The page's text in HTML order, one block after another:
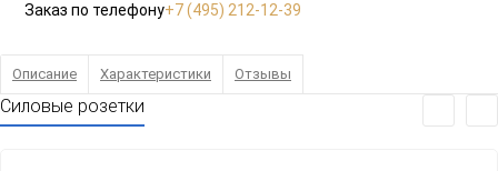
Заказ по телефону+7 (495) 212-12-39
Описание Характеристики Отзывы
Силовые розетки